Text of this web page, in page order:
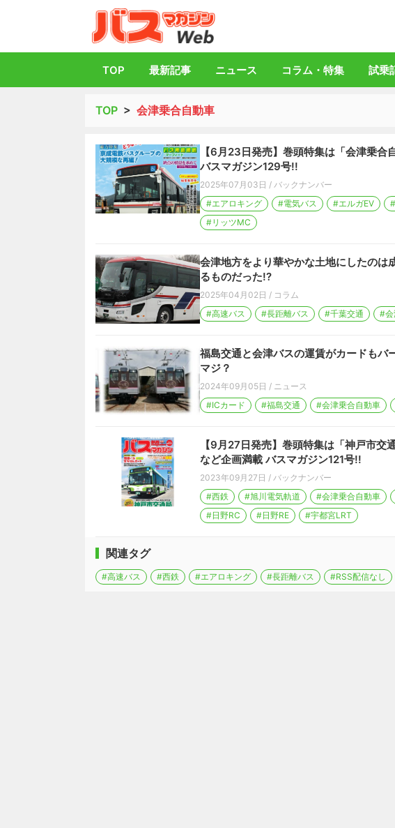
TOP 最新記事 ニュース コラム・特集 試乗
TOP > 会津乗合自動車
【6月23日発売】巻頭特集は「会津乗
バスマガジン129号!!
2025年07月03日 / バックナンバー
#エアロキング
#電気バス #エルガEV
#リッツMC
会津地方をより華やかな土地にしたのは
るものだった!?
2025年04月02日 / コラム
#高速バス
#長距離バス #千葉交通 #会
福島交通と会津バスの運賃がカードもバ
マジ？
2024年09月05日 / ニュース
#ICカード
#福島交通 #会津乗合自動車
【9月27日発売】巻頭特集は「神戸市
など企画満載 バスマガジン121号!!
2023年09月27日 / バックナンバー
#西鉄
#旭川電気軌道 #会津乗合自動車
#日野RC
#日野RE #宇都宮LRT
関連タグ
#高速バス #西鉄 #エアロキング #長距離バス #RSS配信なし